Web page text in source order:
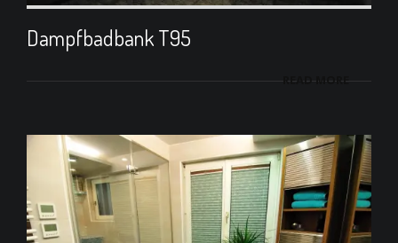
Dampfbadbank T95
READ MORE